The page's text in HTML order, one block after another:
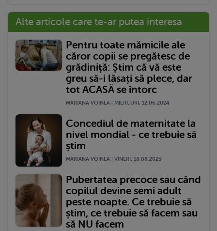
Alte articole care te-ar putea interesa
Pentru toate mămicile ale
căror copii se pregătesc de
grădiniță: Știm că vă este
greu să-i lăsați să plece, dar
tot ACASĂ se întorc
MARIANA VOINEA | MIERCURI, 12.06.2024
Concediul de maternitate la
nivel mondial - ce trebuie să
știm
MARIANA VOINEA | VINERI, 18.08.2023
Pubertatea precoce sau când
copilul devine semi adult
peste noapte. Ce trebuie să
știm, ce trebuie să facem sau
să NU facem